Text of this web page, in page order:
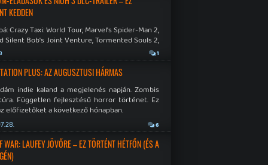
KEDDEN
Crazy Taxi: World Tour, Marvel's Spider-Man 2,
Silent Bob's Joint Venture, Tormented Souls 2,
Room in Hell, Slain 2: The Beast Within.
1
PLUS: AZ AUGUSZTUSI HÁRMAS
indie kaland a megjelenés napján. Zombis
Független fejlesztésű horror történet. Ez
előfizetőket a következő hónapban.
6
WAR: LAUFEY JÖVŐRE – EZ TÖRTÉNT HÉTFŐN (ÉS A